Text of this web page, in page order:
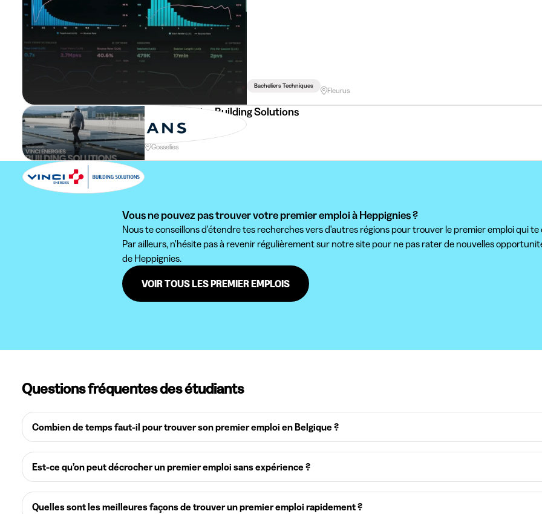
Bacheliers Techniques
Fleurus
VINCI Energies Building Solutions
HVAC Technician
Gosselies
Vous ne pouvez pas trouver votre premier emploi à Heppignies ?
Nous te conseillons d'étendre tes recherches vers d'autres régions pour trouver le premier emploi qui te
Par ailleurs, n'hésite pas à revenir régulièrement sur notre site pour ne pas rater de nouvelles
de Heppignies.
VOIR TOUS LES PREMIER EMPLOIS
Questions fréquentes des étudiants
Combien de temps faut-il pour trouver son premier emploi en Belgique ?
Est-ce qu’on peut décrocher un premier emploi sans expérience ?
Quelles sont les meilleures façons de trouver un premier emploi rapidement ?